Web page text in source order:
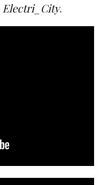
Electri_City.